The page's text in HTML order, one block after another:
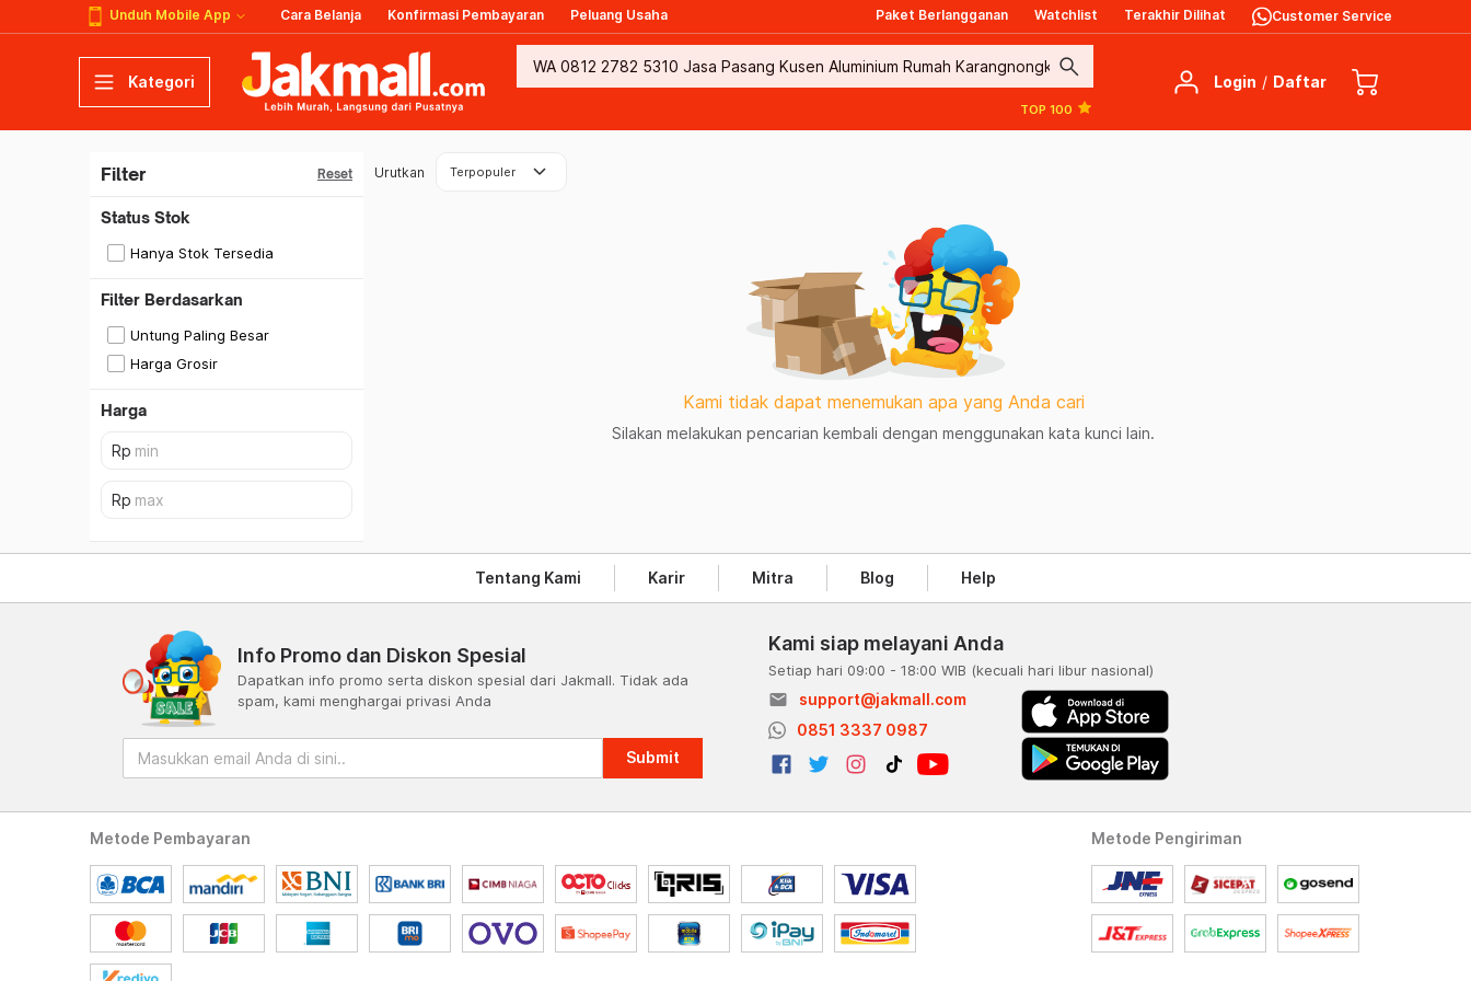
Unduh Mobile App Cara Belanja Konfirmasi Pembayaran Peluang Usaha Paket Berlangganan Watchlist Terakhir Dilihat Customer Service
Kategori search
TOP 100
Login / Daftar
Filter Reset
Status Stok
Hanya Stok Tersedia
Filter Berdasarkan
Untung Paling Besar
Harga Grosir
Harga
Urutkan Terpopuler keyboard_arrow_down
Kami tidak dapat menemukan apa yang Anda cari
Silakan melakukan pencarian kembali dengan menggunakan kata kunci lain.
Tentang Kami Karir Mitra Blog Help
Info Promo dan Diskon Spesial
Dapatkan info promo serta diskon spesial dari Jakmall. Tidak ada
spam, kami menghargai privasi Anda
Submit
Kami siap melayani Anda
Setiap hari 09:00 - 18:00 WIB (kecuali hari libur nasional)
email
support@jakmall.com
0851 3337 0987
Metode Pembayaran Metode Pengiriman